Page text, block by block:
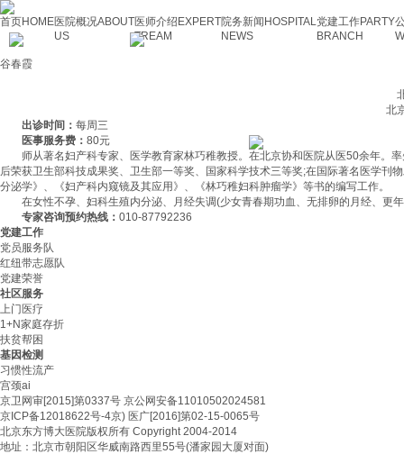
首页HOME医院概况ABOUT
US
医师介绍 EXPERT
TREAM
院务新闻 HOSPITAL
NEWS
党建工作PARTY
BRANCH
谷春霞
北
北京
出诊时间： 每周三
医事服务费： 80元
师从著名妇产科专家、医学教育家林巧稚教授。在北京协和医院从医50余年。
后荣获卫生部科技成果奖、卫生部一等奖、国家科学技术三等奖;在国际著名医学
分泌学》、《妇产科内窥镜及其应用》、《林巧稚妇科肿瘤学》等书的编写工作。
在女性不孕、妇科生殖内分泌、月经失调(少女青春期功血、无排卵的月经、更
专家咨询预约热线： 010-87792236
党建工作
党员服务队
红纽带志愿队
党建荣誉
社区服务
上门医疗
1+N家庭存折
扶贫帮困
基因检测
习惯性流产
宫颈ai
京卫网审[2015]第0337号 京公网安备11010502024581
京ICP备12018622号-4京) 医广[2016]第02-15-0065号
北京东方博大医院版权所有 Copyright 2004-2014
地址：北京市朝阳区华威南路西里55号(潘家园大厦对面)